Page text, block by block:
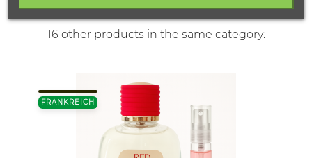
16 other products in the same category:
FRANKREICH